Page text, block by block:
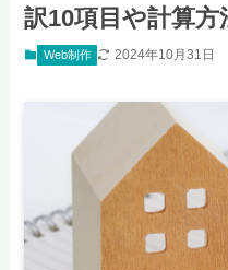
訳10項目や計算方
Web制作 2024年10月31日